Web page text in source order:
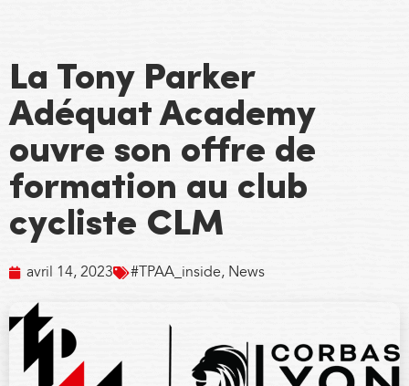
La Tony Parker
Adéquat Academy
ouvre son offre de
formation au club
cycliste CLM
avril 14, 2023 #TPAA_inside, News